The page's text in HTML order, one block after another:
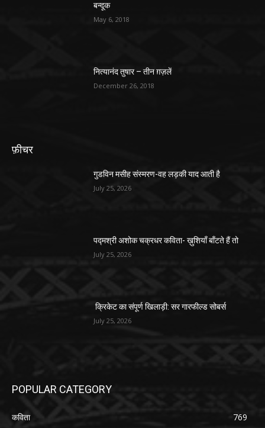
बन्दूक
May 6, 2018
नित्यानंद तुषार – तीन ग़ज़लें
December 26, 2018
फ़ीचर
गुडविन मसीह संस्मरण-वह लड़की याद आती है
July 25, 2026
पद्मश्री अशोक चक्रधर कविता- ख़ुशियाँ बाँटते हैं तो
July 25, 2026
क्रिकेट का संपूर्ण खिलाड़ी: सर गारफील्ड सोबर्स
July 25, 2026
POPULAR CATEGORY
कविता
769